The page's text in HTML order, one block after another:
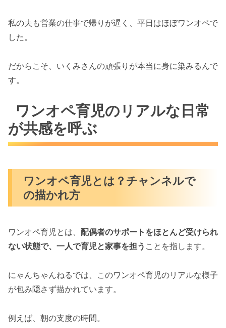
私の夫も営業の仕事で帰りが遅く、平日はほぼワンオペで
した。
だからこそ、いくみさんの頑張りが本当に身に染みるんで
す。
ワンオペ育児のリアルな日常
が共感を呼ぶ
ワンオペ育児とは？チャンネルで
の描かれ方
ワンオペ育児とは、 配偶者のサポートをほとんど受けられ
ない状態で、一人で育児と家事を担う ことを指します。
にゃんちゃんねるでは、このワンオペ育児のリアルな様子
が包み隠さず描かれています。
例えば、朝の支度の時間。